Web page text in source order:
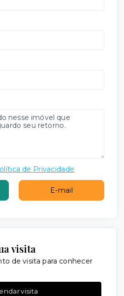
de Privacidade
E-mail
visita
de visita para conhecer
visita